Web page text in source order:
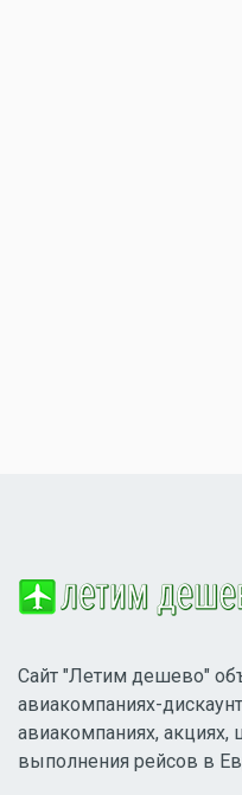
Сайт "Летим дешево"
авиакомпаниях-
авиакомпаниях, акциях,
выполнения рейсов в